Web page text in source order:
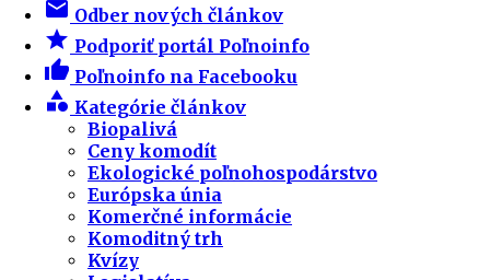
email Odber nových článkov
star Podporiť portál Poľnoinfo
thumb_up Poľnoinfo na Facebooku
category Kategórie článkov
Biopalivá
Ceny komodít
Ekologické poľnohospodárstvo
Európska únia
Komerčné informácie
Komoditný trh
Kvízy